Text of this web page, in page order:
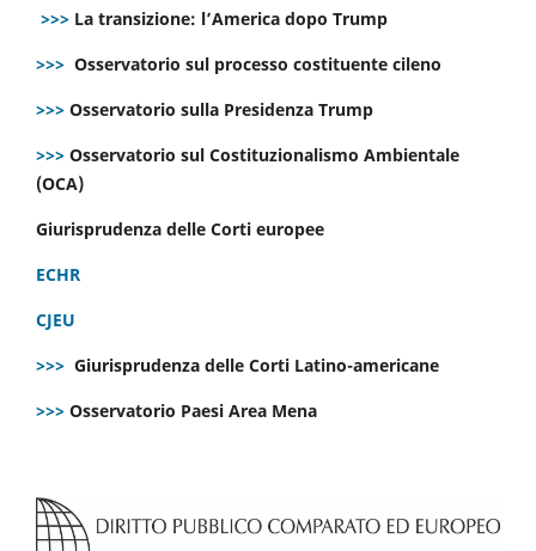
>>> La transizione: l’America dopo Trump
>>> Osservatorio sul processo costituente cileno
>>> Osservatorio sulla Presidenza Trump
>>> Osservatorio sul Costituzionalismo Ambientale
(OCA)
Giurisprudenza delle Corti europee
ECHR
CJEU
>>> Giurisprudenza delle Corti Latino-americane
>>> Osservatorio Paesi Area Mena